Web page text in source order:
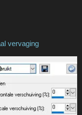
vervaging